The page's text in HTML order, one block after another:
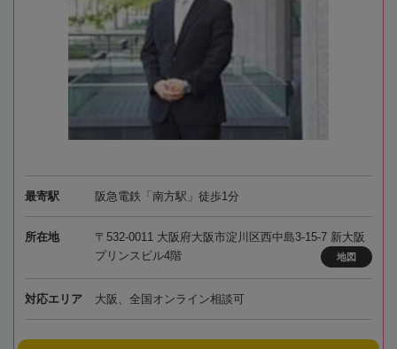
最寄駅 阪急電鉄「南方駅」徒歩1分
所在地
〒532-0011 大阪府大阪市淀川区西中島3-15-7 新大阪
プリンスビル4階
地図
対応エリア 大阪、全国オンライン相談可